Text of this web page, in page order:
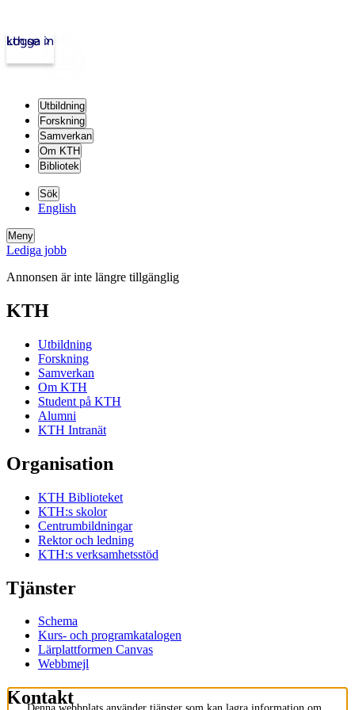
kth.se
Logga in
Utbildning
Forskning
Samverkan
Om KTH
Bibliotek
Sök
English
Meny
Lediga jobb
Annonsen är inte längre tillgänglig
KTH
Utbildning
Forskning
Samverkan
Om KTH
Student på KTH
Alumni
KTH Intranät
Organisation
KTH Biblioteket
KTH:s skolor
Centrumbildningar
Rektor och ledning
KTH:s verksamhetsstöd
Tjänster
Schema
Kurs- och programkatalogen
Lärplattformen Canvas
Webbmejl
Kontakt